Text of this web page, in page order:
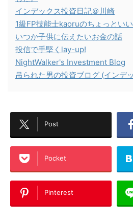
インデックス投資日記＠川崎
1級FP技能士kaoruのちょっとい
いつか子供に伝えたいお金の話
投信で手堅くlay-up!
NightWalker's Investment Blog
吊られた男の投資ブログ (インデ
Post
Pocket
Pinterest